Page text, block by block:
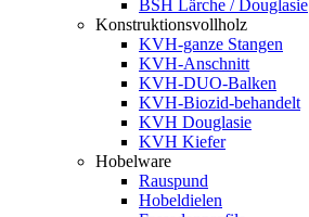
BSH Lärche / Douglasie
Konstruktionsvollholz
KVH-ganze Stangen
KVH-Anschnitt
KVH-DUO-Balken
KVH-Biozid-behandelt
KVH Douglasie
KVH Kiefer
Hobelware
Rauspund
Hobeldielen